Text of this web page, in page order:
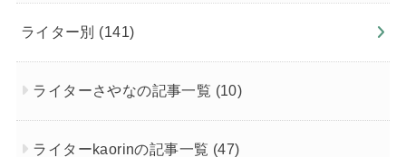
ライター別 (141)
ライターさやなの記事一覧 (10)
ライターkaorinの記事一覧 (47)